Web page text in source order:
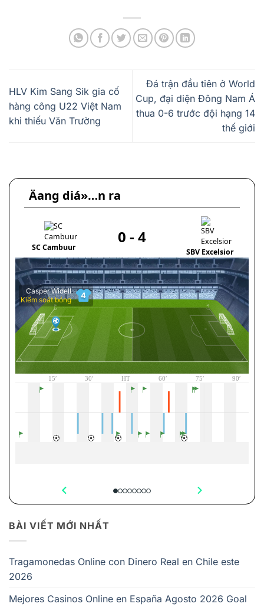
HLV Kim Sang Sik gia cố
hàng công U22 Việt Nam
khi thiếu Văn Trường
Đá trận đầu tiên ở World
Cup, đại diện Đông Nam Á
thua 0-6 trước đội hạng 14
thế giới
Äang diá»…n ra
SC Cambuur
0 - 4
SBV Excelsior
BÀI VIẾT MỚI NHẤT
Tragamonedas Online con Dinero Real en Chile este
2026
Mejores Casinos Online en España Agosto 2026 Goal